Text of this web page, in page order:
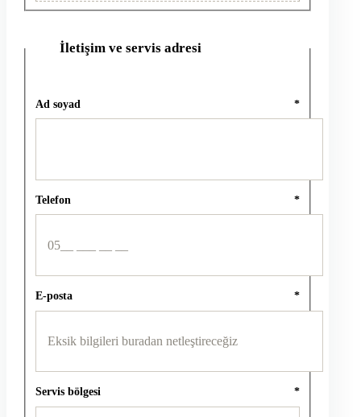
İletişim ve servis adresi
Ad soyad *
Telefon *
E-posta *
Servis bölgesi *